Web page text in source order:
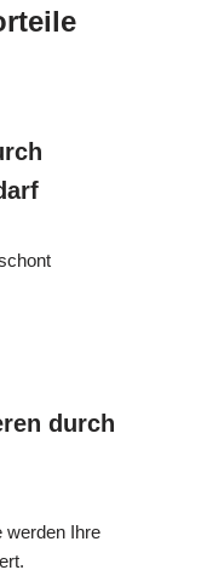
durch
werden Ihre